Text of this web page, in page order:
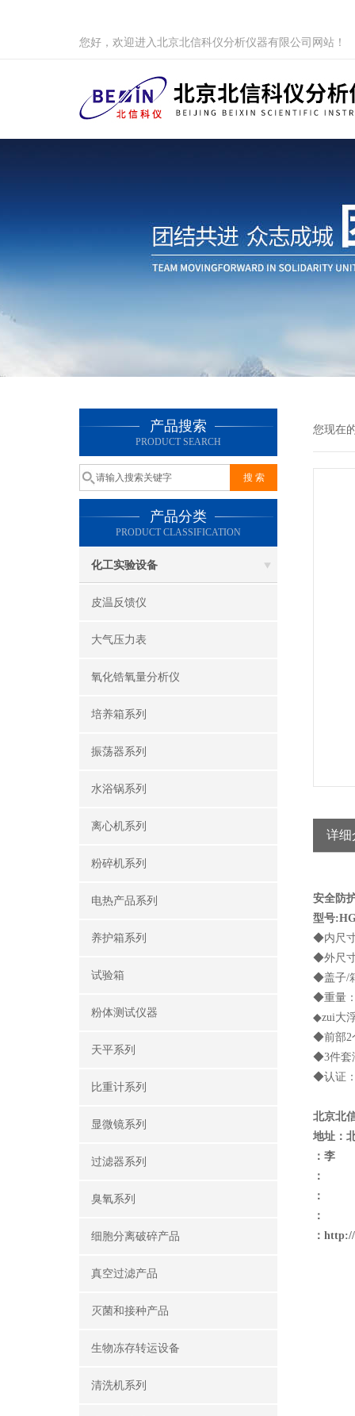
您好，欢迎进入北京北信科仪分析仪器有限公司网站！
产品搜索
PRODUCT SEARCH
产品分类
PRODUCT CLASSIFICATION
化工实验设备
皮温反馈仪
大气压力表
氧化锆氧量分析仪
培养箱系列
振荡器系列
水浴锅系列
离心机系列
粉碎机系列
电热产品系列
养护箱系列
试验箱
粉体测试仪器
天平系列
比重计系列
显微镜系列
过滤器系列
臭氧系列
细胞分离破碎产品
真空过滤产品
灭菌和接种产品
生物冻存转运设备
清洗机系列
您现在
详细
安全
型号
◆内尺寸
◆外尺寸
◆盖子/
◆重量
◆zui大
◆前部2
◆3件套
◆认证：
北京北
地址：
：李
：
：
：
： http://